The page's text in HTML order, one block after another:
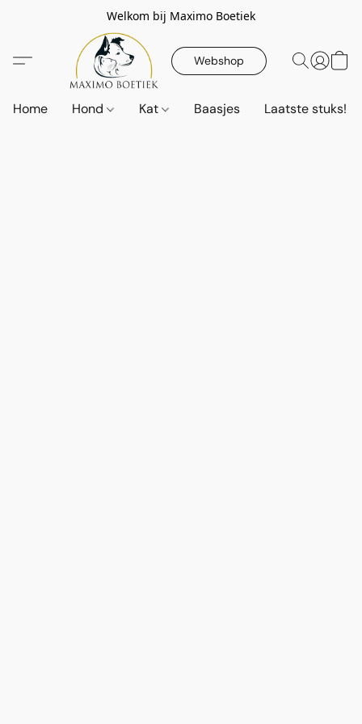
Welkom bij Maximo Boetiek
Webshop
Home Hond Kat Baasjes Laatste stuks!